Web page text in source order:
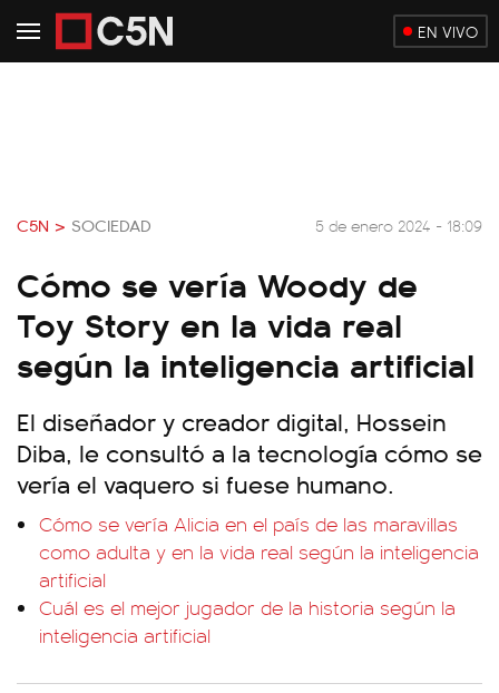
EN VIVO
C5N > SOCIEDAD 5 de enero 2024 - 18:09
Cómo se vería Woody de
Toy Story en la vida real
según la inteligencia artificial
El diseñador y creador digital, Hossein
Diba, le consultó a la tecnología cómo se
vería el vaquero si fuese humano.
Cómo se vería Alicia en el país de las maravillas
como adulta y en la vida real según la inteligencia
artificial
Cuál es el mejor jugador de la historia según la
inteligencia artificial